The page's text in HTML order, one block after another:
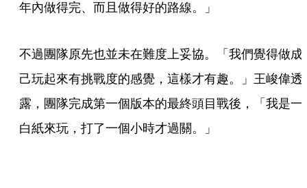
年內做得完、而且做得好的路線。」
不過團隊原先也並未在難度上妥協。「我們覺得做成
己玩起來有挑戰度的感覺，這樣才有趣。」王峻偉透
露，團隊完成第一個版本的最終頭目戰後，「我是一
白紙來玩，打了一個小時才過關。」